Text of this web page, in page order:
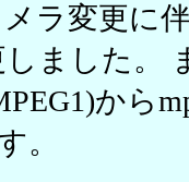
ラ変更に
しました。
から
。